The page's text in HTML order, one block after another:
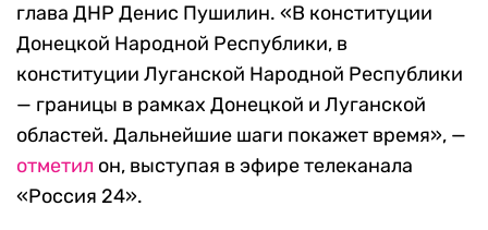
глава ДНР Денис Пушилин. «В конституции
Донецкой Народной Республики, в
конституции Луганской Народной Республики
— границы в рамках Донецкой и Луганской
областей. Дальнейшие шаги покажет время», —
отметил он, выступая в эфире телеканала
«Россия 24».